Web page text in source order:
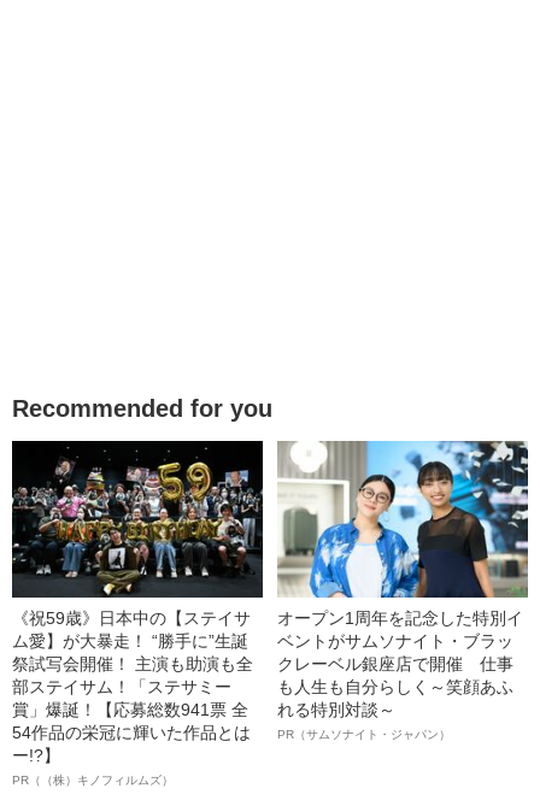
Recommended for you
《祝59歳》日本中の【ステイサ
ム愛】が大暴走！ “勝手に”生誕
祭試写会開催！ 主演も助演も全
部ステイサム！「ステサミー
賞」爆誕！【応募総数941票 全
54作品の栄冠に輝いた作品とは
ー!?】
PR（（株）キノフィルムズ）
オープン1周年を記念した特別イ
ベントがサムソナイト・ブラッ
クレーベル銀座店で開催 仕事
も人生も自分らしく～笑顔あふ
れる特別対談～
PR（サムソナイト・ジャパン）